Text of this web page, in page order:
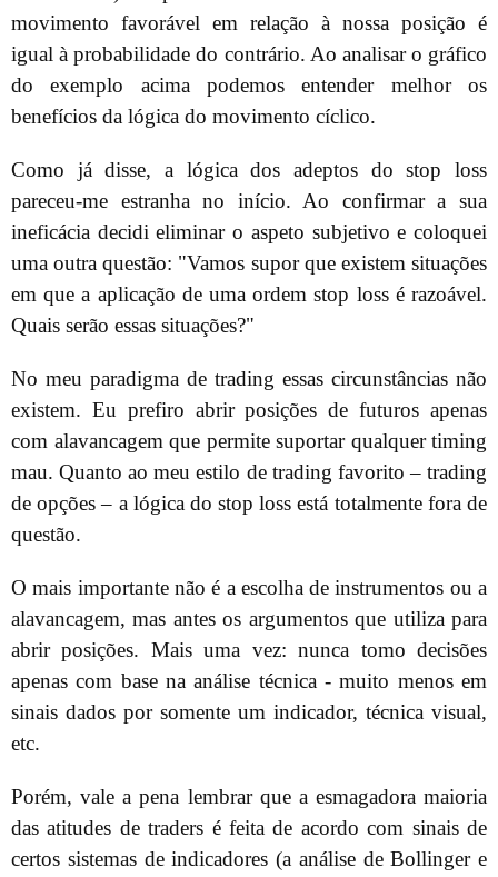
movimento favorável em relação à nossa posição é
igual à probabilidade do contrário. Ao analisar o gráfico
do exemplo acima podemos entender melhor os
benefícios da lógica do movimento cíclico.
Como já disse, a lógica dos adeptos do stop loss
pareceu-me estranha no início. Ao confirmar a sua
ineficácia decidi eliminar o aspeto subjetivo e coloquei
uma outra questão: "Vamos supor que existem situações
em que a aplicação de uma ordem stop loss é razoável.
Quais serão essas situações?"
No meu paradigma de trading essas circunstâncias não
existem. Eu prefiro abrir posições de futuros apenas
com alavancagem que permite suportar qualquer timing
mau. Quanto ao meu estilo de trading favorito – trading
de opções – a lógica do stop loss está totalmente fora de
questão.
O mais importante não é a escolha de instrumentos ou a
alavancagem, mas antes os argumentos que utiliza para
abrir posições. Mais uma vez: nunca tomo decisões
apenas com base na análise técnica - muito menos em
sinais dados por somente um indicador, técnica visual,
etc.
Porém, vale a pena lembrar que a esmagadora maioria
das atitudes de traders é feita de acordo com sinais de
certos sistemas de indicadores (a análise de Bollinger e